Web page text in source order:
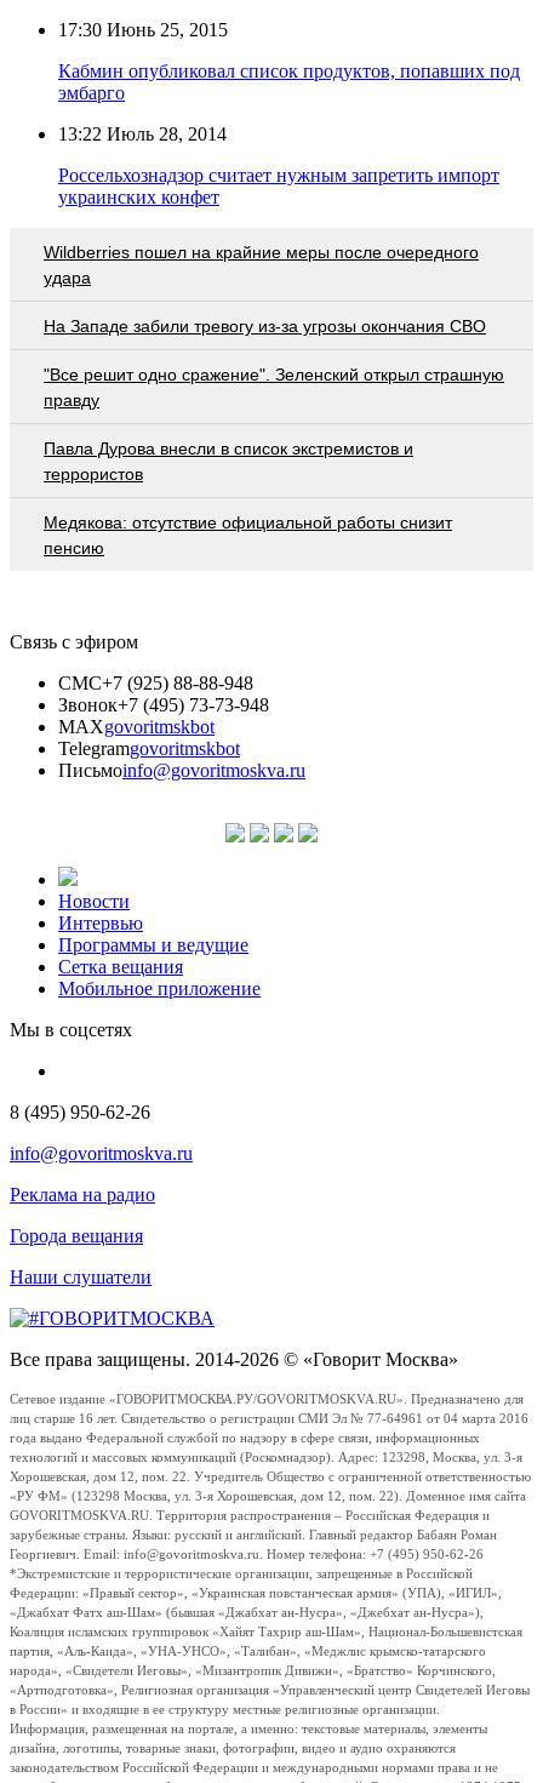
17:30 Июнь 25, 2015
Кабмин опубликовал список продуктов, попавших под
эмбарго
13:22 Июль 28, 2014
Россельхознадзор считает нужным запретить импорт
украинских конфет
Wildberries пошел на крайние меры после очередного
удара
На Западе забили тревогу из-за угрозы окончания СВО
"Все решит одно сражение". Зеленский открыл страшную
правду
Павла Дурова внесли в список экстремистов и
террористов
Медякова: отсутствие официальной работы снизит
пенсию
Связь с эфиром
СМС+7 (925) 88-88-948
Звонок+7 (495) 73-73-948
MAXgovoritmskbot
Telegramgovoritmskbot
Письмоinfo@govoritmoskva.ru
Новости
Интервью
Программы и ведущие
Сетка вещания
Мобильное приложение
Мы в соцсетях
8 (495) 950-62-26
info@govoritmoskva.ru
Реклама на радио
Города вещания
Наши слушатели
Все права защищены. 2014-2026 © «Говорит Москва»
Сетевое издание «ГОВОРИТМОСКВА.РУ/GOVORITMOSKVA.RU». Предназначено для
лиц старше 16 лет. Свидетельство о регистрации СМИ Эл № 77-64961 от 04 марта 2016
года выдано Федеральной службой по надзору в сфере связи, информационных
технологий и массовых коммуникаций (Роскомнадзор). Адрес: 123298, Москва, ул. 3-я
Хорошевская, дом 12, пом. 22. Учредитель Общество с ограниченной ответственностью
«РУ ФМ» (123298 Москва, ул. 3-я Хорошевская, дом 12, пом. 22). Доменное имя сайта
GOVORITMOSKVA.RU. Территория распространения – Российская Федерация и
зарубежные страны. Языки: русский и английский. Главный редактор Бабаян Роман
Георгиевич. Email: info@govoritmoskva.ru. Номер телефона: +7 (495) 950-62-26
*Экстремистские и террористические организации, запрещенные в Российской
Федерации: «Правый сектор», «Украинская повстанческая армия» (УПА), «ИГИЛ»,
«Джабхат Фатх аш-Шам» (бывшая «Джабхат ан-Нусра», «Джебхат ан-Нусра»),
Коалиция исламских группировок «Хайят Тахрир аш-Шам», Национал-Большевистская
партия, «Аль-Каида», «УНА-УНСО», «Талибан», «Меджлис крымско-татарского
народа», «Свидетели Иеговы», «Мизантропик Дивижн», «Братство» Корчинского,
«Артподготовка», Религиозная организация «Управленческий центр Свидетелей Иеговы
в России» и входящие в ее структуру местные религиозные организации.
Информация, размещенная на портале, а именно: текстовые материалы, элементы
дизайна, логотипы, товарные знаки, фотографии, видео и аудио охраняются
законодательством Российской Федерации и международными нормами права и не